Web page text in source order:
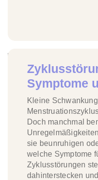
Symptome
Kleine
Doch manchmal
sie beunruhigen
welche Symptome
Zyklusstörungen
dahinterstecken